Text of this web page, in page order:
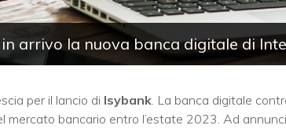
arrivo la nuova banca digitale di
per il lancio di Isybank. La banca digitale
mercato bancario entro l’estate 2023. Ad